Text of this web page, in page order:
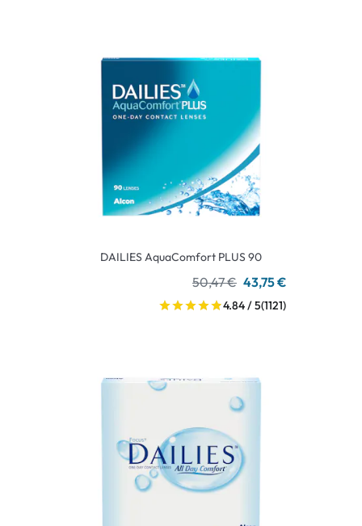
DAILIES AquaComfort PLUS 90
50,47 € 43,75 €
4.84 / 5(1121)